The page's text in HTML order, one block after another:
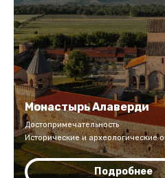
Монастырь Алаверди
Достопримечательность
Исторические и археологические
Подробнее